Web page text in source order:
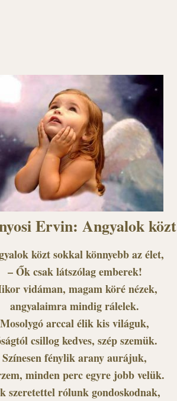
Ervin: Angyalok közt
közt sokkal könnyebb az élet,
– Ők csak látszólag emberek!
vidáman, magam köré nézek,
angyalaimra mindig rálelek.
Mosolygó arccal élik kis világuk,
csillog kedves, szép szemük.
Színesen fénylik arany aurájuk,
minden perc egyre jobb velük.
szeretettel rólunk gondoskodnak,